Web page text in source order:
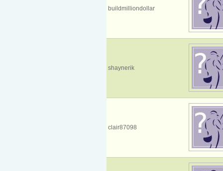
buildmilliondollar
shaynerik
clair87098